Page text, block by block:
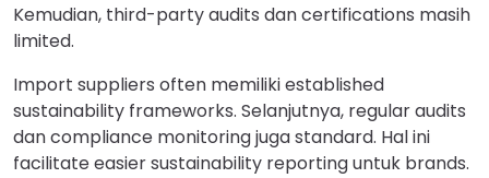
Kemudian, third-party audits dan certifications masih
limited.
Import suppliers often memiliki established
sustainability frameworks. Selanjutnya, regular audits
dan compliance monitoring juga standard. Hal ini
facilitate easier sustainability reporting untuk brands.